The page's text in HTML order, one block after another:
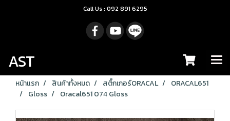
Call Us : 092 891 6295
AST
หน้าแรก สินค้าทั้งหมด สติ๊กเกอร์ORACAL
ORACAL651
Gloss
Oracal651 074 Gloss